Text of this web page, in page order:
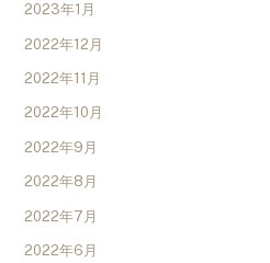
2023年1月
2022年12月
2022年11月
2022年10月
2022年9月
2022年8月
2022年7月
2022年6月